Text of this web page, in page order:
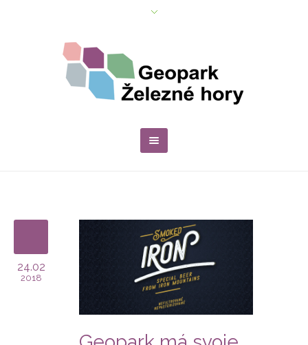
24.02
2018